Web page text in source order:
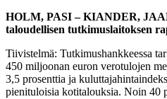
HOLM, PASI – KIANDER,
taloudellisen tutkimuslaitoksen
Tiivistelmä: Tutkimushankkeessa
450 miljoonan euron verotulojen
3,5 prosenttia ja
pienituloisia kotitalouksia. Noin 40